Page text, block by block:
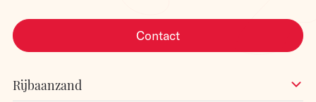
Contact
Rijbaanzand